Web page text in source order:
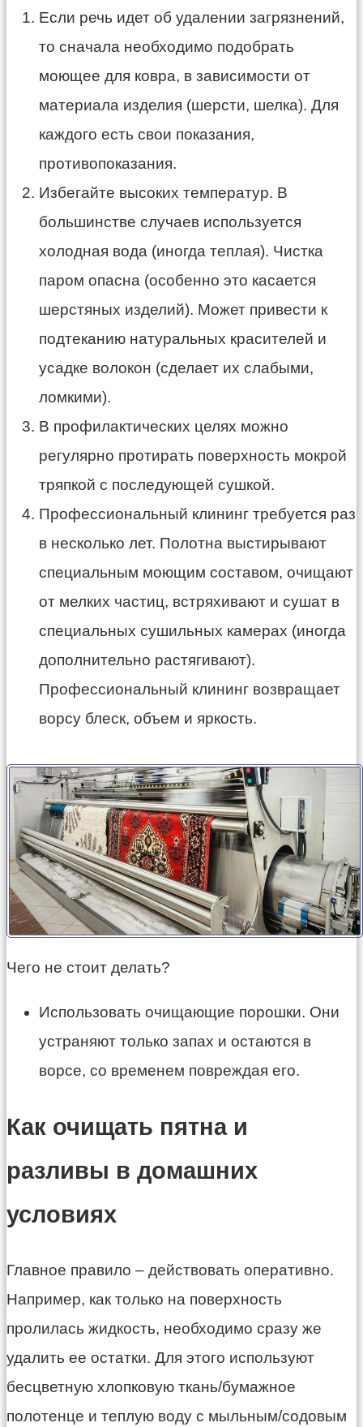
Если речь идет об удалении загрязнений,
то сначала необходимо подобрать
моющее для ковра, в зависимости от
материала изделия (шерсти, шелка). Для
каждого есть свои показания,
противопоказания.
Избегайте высоких температур. В
большинстве случаев используется
холодная вода (иногда теплая). Чистка
паром опасна (особенно это касается
шерстяных изделий). Может привести к
подтеканию натуральных красителей и
усадке волокон (сделает их слабыми,
ломкими).
В профилактических целях можно
регулярно протирать поверхность мокрой
тряпкой с последующей сушкой.
Профессиональный клининг требуется раз
в несколько лет. Полотна выстирывают
специальным моющим составом, очищают
от мелких частиц, встряхивают и сушат в
специальных сушильных камерах (иногда
дополнительно растягивают).
Профессиональный клининг возвращает
ворсу блеск, объем и яркость.
Чего не стоит делать?
Использовать очищающие порошки. Они
устраняют только запах и остаются в
ворсе, со временем повреждая его.
Как очищать пятна и
разливы в домашних
условиях
Главное правило – действовать оперативно.
Например, как только на поверхность
пролилась жидкость, необходимо сразу же
удалить ее остатки. Для этого используют
бесцветную хлопковую ткань/бумажное
полотенце и теплую воду с мыльным/содовым